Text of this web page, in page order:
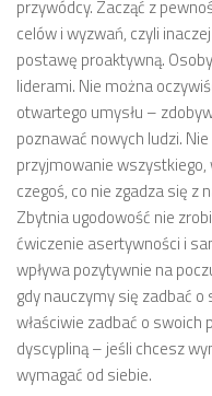
przywódcy. Zacząć z
celów i wyzwań, czyli
postawę proaktywną.
liderami. Nie można
otwartego umysłu –
poznawać nowych ludzi.
przyjmowanie
czegoś, co nie zgadza się
Zbytnia ugodowość nie
ćwiczenie asertywności i
wpływa pozytywnie na
gdy nauczymy się zadbać
właściwie zadbać o swoich
dyscypliną – jeśli chcesz
wymagać od siebie.